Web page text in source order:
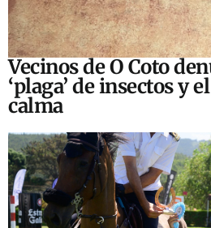
Vecinos de O Coto
‘plaga’ de insectos y
calma